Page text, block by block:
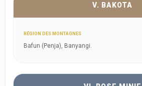
V. BAKOTA
RÉGION DES MONTAGNES
Bafun (Penja), Banyangi.